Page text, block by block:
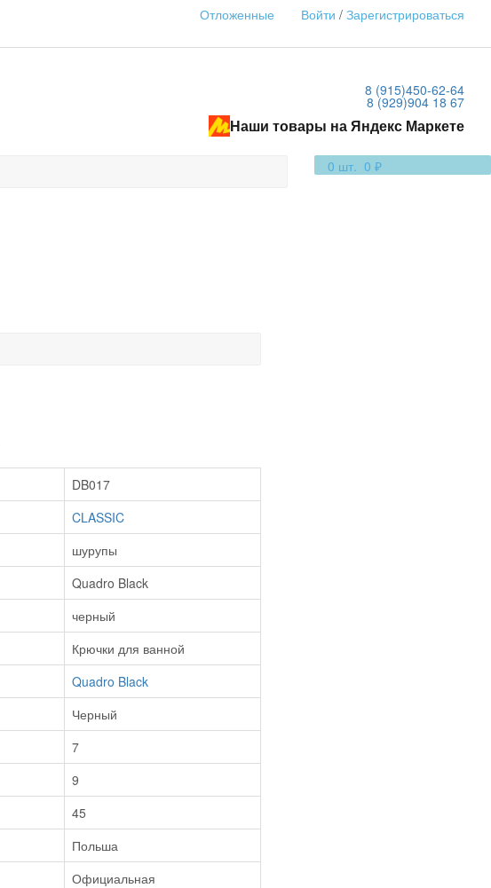
Войти / Зарегистрироваться
Отложенные
8 (915)450-62-64
8 (929)904 18 67
Наши товары на Яндекс Маркете
0 шт. 0 ₽
DB017
CLASSIC
шурупы
Quadro Black
черный
Крючки для ванной
Quadro Black
Черный
7
9
45
Польша
Официальная